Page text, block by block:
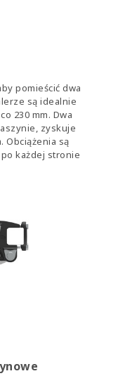
pomieścić dwa
są idealnie
230 mm. Dwa
zyskuje
Obciążenia są
każdej stronie